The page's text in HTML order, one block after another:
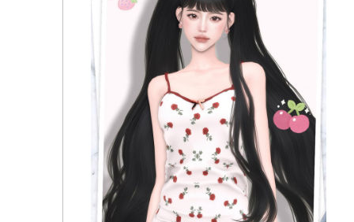
Cocoona - Life Makeover to SIMS 4 HAIR 05